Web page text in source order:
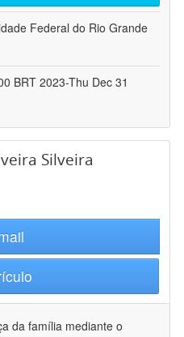
Federal do Rio Grande
BRT 2023-Thu Dec 31
Silveira
da família mediante o